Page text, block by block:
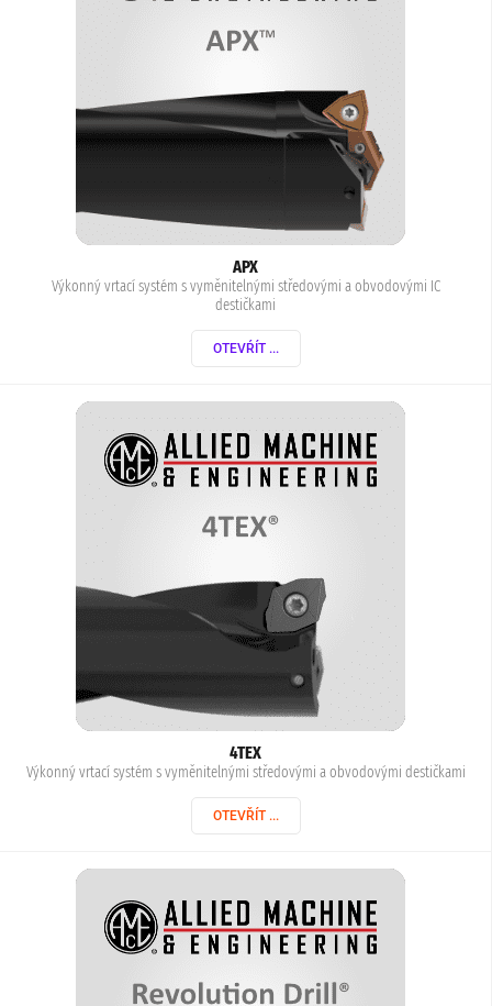
APX
Výkonný vrtací systém s vyměnitelnými středovými a obvodovými IC
destičkami
OTEVŔÍT ...
4TEX
Výkonný vrtací systém s vyměnitelnými středovými a obvodovými destičkami
OTEVŘÍT ...